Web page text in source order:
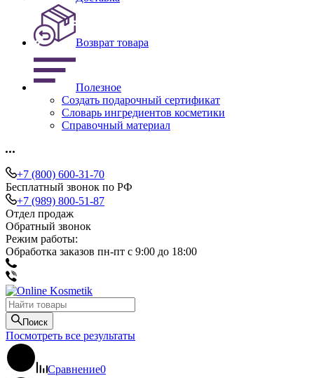
Возврат товара
Полезное
Создать подарочный сертификат
Словарь ингредиентов косметики
Справочный материал
+7 (800) 600-31-70
Бесплатный звонок по РФ
+7 (989) 800-51-87
Отдел продаж
Обратный звонок
Режим работы:
Обработка заказов пн-пт с 9:00 до 18:00
Поиск
Посмотреть все результаты
Сравнение0